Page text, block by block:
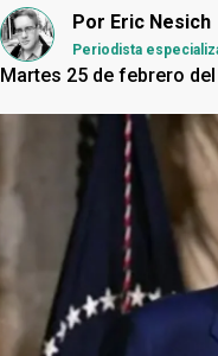
Por Eric Nesich
Periodista
Martes 25 de febrero